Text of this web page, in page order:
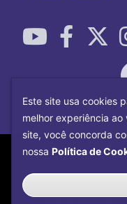
Copyright©
Informação e
Este site usa cookies
melhor experiência
site, você concorda
nossa Política de